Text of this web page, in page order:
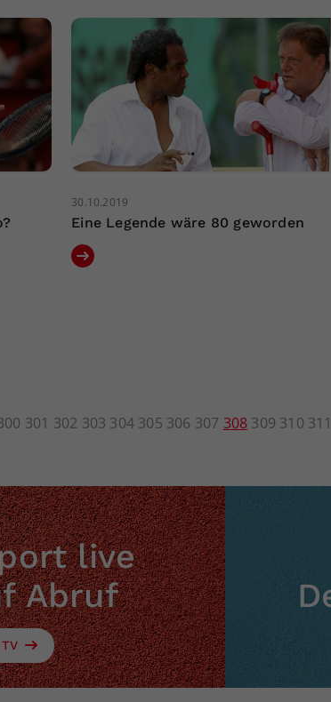
30.10.2019
Eine Legende wäre 80 geworden
301 302 303 304 305 306 307 308 309 310 311
live
Abruf